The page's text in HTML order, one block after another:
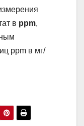
в ppm,
ppm в мг/